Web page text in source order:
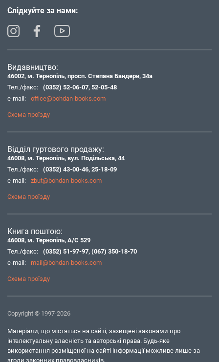
Слідкуйте за нами:
Видавництво:
46002, м. Тернопіль, просп. Степана Бандери, 34а
Тел./факс:
(0352) 52-06-07, 52-05-48
e-mail:
office@bohdan-books.com
Схема проїзду
Відділ гуртового продажу:
46008, м. Тернопіль, вул. Подільська, 44
Тел./факс:
(0352) 43-00-46, 25-18-09
e-mail:
zbut@bohdan-books.com
Схема проїзду
Книга поштою:
46008, м. Тернопіль, А/С 529
Тел./факс:
(0352) 51-97-97, (067) 350-18-70
e-mail:
mail@bohdan-books.com
Схема проїзду
Copyright © 1997-2026
Матеріали, що містяться на сайті, захищені законами про
інтелектуальну власність та авторські права. Будь-яке
використання розміщеної на сайті інформації можливе лише за
згоди законних правовласників.